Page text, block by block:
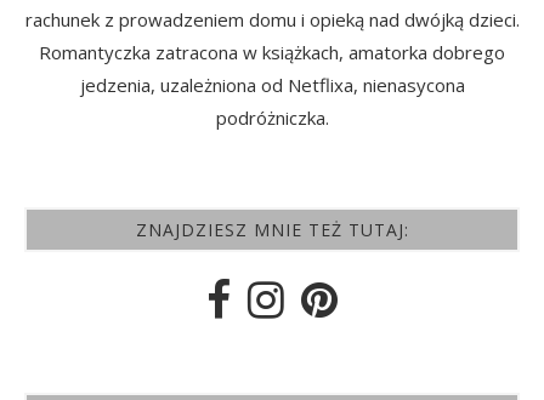
rachunek z prowadzeniem domu i opieką nad dwójką dzieci.
Romantyczka zatracona w książkach, amatorka dobrego
jedzenia, uzależniona od Netflixa, nienasycona
podróżniczka.
ZNAJDZIESZ MNIE TEŻ TUTAJ: